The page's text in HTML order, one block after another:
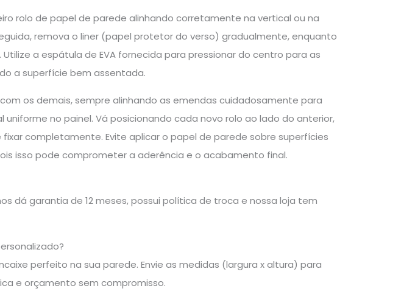
rolo de papel de parede alinhando corretamente na vertical ou na
remova o liner (papel protetor do verso) gradualmente, enquanto
a espátula de EVA fornecida para pressionar do centro para as
a superfície bem assentada.
os demais, sempre alinhando as emendas cuidadosamente para
no painel. Vá posicionando cada novo rolo ao lado do anterior,
completamente. Evite aplicar o papel de parede sobre superfícies
isso pode comprometer a aderência e o acabamento final.
dá garantia de 12 meses, possui política de troca e nossa loja tem
perfeito na sua parede. Envie as medidas (largura x altura) para
e orçamento sem compromisso.